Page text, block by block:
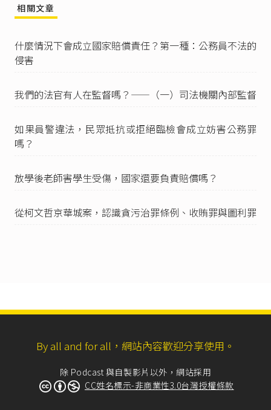
的說理可參考
47號刑事判決
最高法院103年度第8次刑事庭會議：「又貪污治
罪條例第四條第一項第五款所謂『職務』，係指
最高法院110年度台上大字第5217號刑事裁定。
「受賄罪之『規範目的及保護法益』重在保護職
相對人發揮影響力，即對相對人職務執行之公正
此受拘束等項為審查，亦即從該行為實質上有無
對相對人職務之執行形成影響力加以判斷。」
事業機構拜會、以電話表達關切或要求至辦公室
公務活動有關及其延伸之行為（例如具名發函或
透過行政機關國會聯絡人向行政機關反映特定團
體或人民意見、召開協調會邀請行政機關說明
等），不論是否在公務時間或公務場所均屬之。
另對與具同一權限之民意代表於議場外勸誘、請
相關文章
什麼情況下會成立國家賠償責任？第一種：公務員不法的
侵害
我們的法官有人在監督嗎？——（一）司法機關內部監督
如果員警違法，民眾抵抗或拒絕臨檢會成立妨害公務罪
嗎？
放學後老師害學生受傷，國家還要負責賠償嗎？
從柯文哲京華城案，認識貪污治罪條例、收賄罪與圖利罪
By all and for all，網站內容歡迎分享使用。
除 Podcast 與自製影片以外，網站採用
CC姓名標示-非商業性3.0台灣授權條款